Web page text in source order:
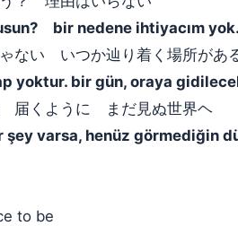
bir nedene ihtiyacım
ない いつか辿り着く場所があ
yoktur. bir gün, oraya
届くように まだ見ぬ世界ヘ
şey varsa, henüz görmediğin
to be